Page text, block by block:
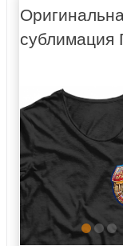
сублимация